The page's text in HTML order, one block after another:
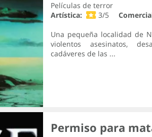
Películas de terror
Artística:
3/5
Una pequeña localidad de
violentos asesinatos,
cadáveres de las ...
Permiso para